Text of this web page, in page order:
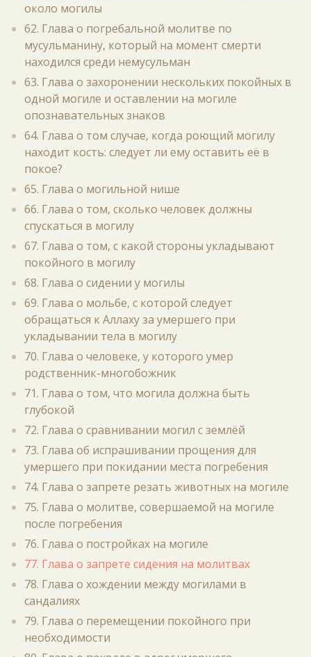
около могилы
62. Глава о погребальной молитве по
мусульманину, который на момент смерти
находился среди немусульман
63. Глава о захоронении нескольких покойных в
одной могиле и оставлении на могиле
опознавательных знаков
64. Глава о том случае, когда роющий могилу
находит кость: следует ли ему оставить её в
покое?
65. Глава о могильной нише
66. Глава о том, сколько человек должны
спускаться в могилу
67. Глава о том, с какой стороны укладывают
покойного в могилу
68. Глава о сидении у могилы
69. Глава о мольбе, с которой следует
обращаться к Аллаху за умершего при
укладывании тела в могилу
70. Глава о человеке, у которого умер
родственник-многобожник
71. Глава о том, что могила должна быть
глубокой
72. Глава о сравнивании могил с землёй
73. Глава об испрашивании прощения для
умершего при покидании места погребения
74. Глава о запрете резать животных на могиле
75. Глава о молитве, совершаемой на могиле
после погребения
76. Глава о постройках на могиле
77. Глава о запрете сидения на молитвах
78. Глава о хождении между могилами в
сандалиях
79. Глава о перемещении покойного при
необходимости